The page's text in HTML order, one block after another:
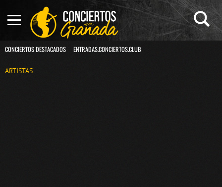
CONCIERTOS DESTACADOS ENTRADAS.CONCIERTOS.CLUB
ARTISTAS